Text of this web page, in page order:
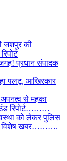
जशपुर की
प्रधान संपादक
पलटू, आखिरकार
अपनत्व से महका
रिपोर्ट………
को लेकर पुलिस
विशेष खबर……….